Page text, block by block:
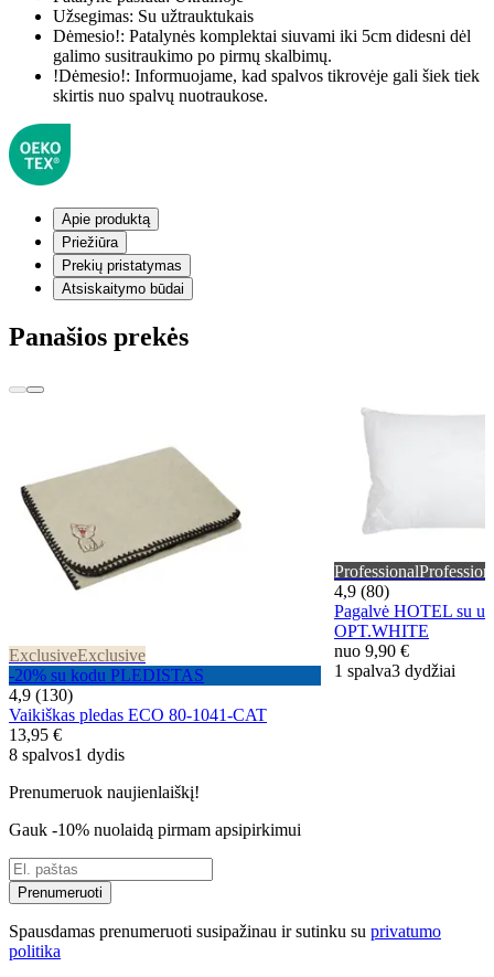
Užsegimas: Su užtrauktukais
Dėmesio!: Patalynės komplektai siuvami iki 5cm didesni dėl
galimo susitraukimo po pirmų skalbimų.
!Dėmesio!: Informuojame, kad spalvos tikrovėje gali šiek tiek
skirtis nuo spalvų nuotraukose.
Apie produktą
Priežiūra
Prekių pristatymas
Atsiskaitymo būdai
Panašios prekės
ExclusiveExclusive
-20% su kodu PLEDISTAS
4,9 (130)
Vaikiškas pledas ECO 80-1041-CAT
13,95 €
8 spalvos1 dydis
Professional
4,9 (80)
Pagalvė HOTEL su
OPT.WHITE
nuo 9,90 €
1 spalva3 dydžiai
Prenumeruok naujienlaiškį!
Gauk -10% nuolaidą pirmam apsipirkimui
Prenumeruoti
Spausdamas prenumeruoti susipažinau ir sutinku su privatumo
politika